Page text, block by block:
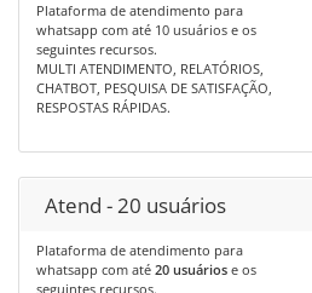
Plataforma de atendimento para
whatsapp com até 10 usuários e os
seguintes recursos.
MULTI ATENDIMENTO, RELATÓRIOS,
CHATBOT, PESQUISA DE SATISFAÇÃO,
RESPOSTAS RÁPIDAS.
Atend - 20 usuários
Plataforma de atendimento para
whatsapp com até 20 usuários e os
seguintes recursos.